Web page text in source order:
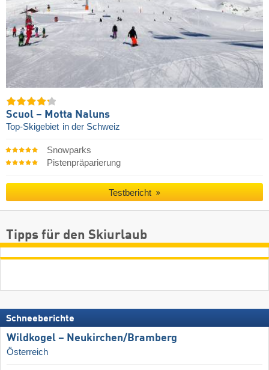
Scuol – Motta Naluns
Top-Skigebiet in der Schweiz
Snowparks
Pistenpräparierung
Testbericht
Tipps für den Skiurlaub
Schneeberichte
Wildkogel – Neukirchen/​Bramberg
Österreich